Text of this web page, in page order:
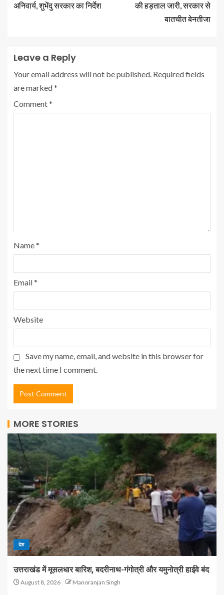
अनिवार्य, शुभेंदु सरकार का निर्देश
की हड़ताल जारी, सरकार से
बातचीत बेनतीजा
Leave a Reply
Your email address will not be published. Required fields
are marked*
Comment*
Name*
Email*
Website
Save my name, email, and website in this browser for
the next time I comment.
MORE STORIES
देश
उत्तराखंड में मूसलधार बारिश, बदरीनाथ-गंगोत्री और यमुनोत्री हाईवे बंद
August 8, 2026 Manoranjan Singh